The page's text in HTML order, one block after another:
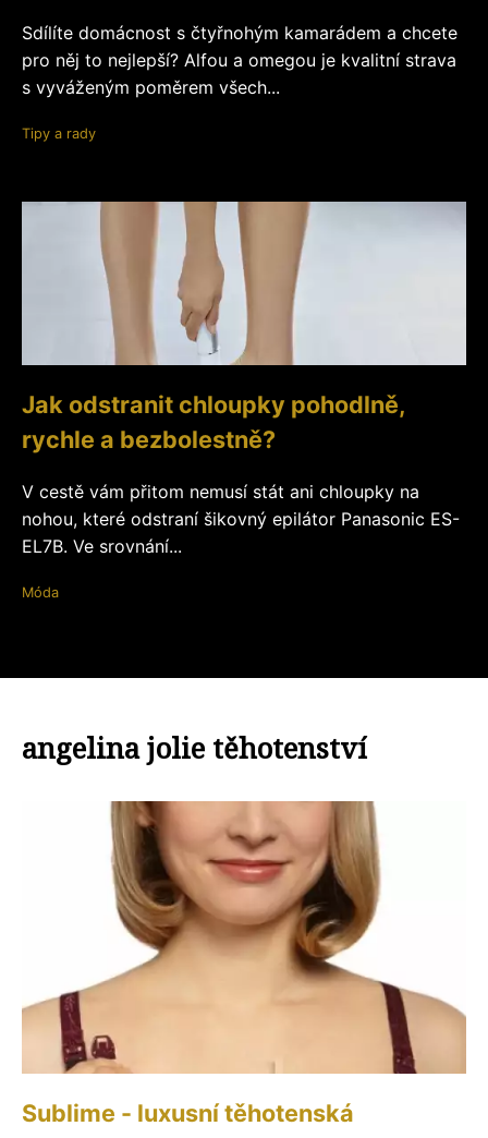
Sdílíte domácnost s čtyřnohým kamarádem a chcete
pro něj to nejlepší? Alfou a omegou je kvalitní strava
s vyváženým poměrem všech...
Tipy a rady
Jak odstranit chloupky pohodlně,
rychle a bezbolestně?
V cestě vám přitom nemusí stát ani chloupky na
nohou, které odstraní šikovný epilátor Panasonic ES-
EL7B. Ve srovnání...
Móda
angelina jolie těhotenství
Sublime - luxusní těhotenská